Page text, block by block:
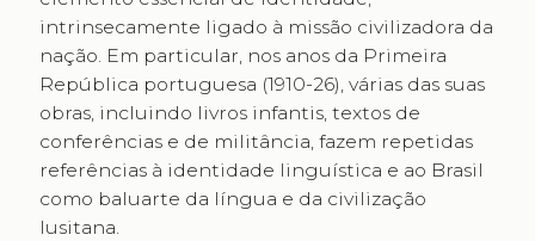
intrinsecamente ligado à missão civilizadora da
nação. Em particular, nos anos da Primeira
República portuguesa (1910-26), várias das suas
obras, incluindo livros infantis, textos de
conferências e de militância, fazem repetidas
referências à identidade linguística e ao Brasil
como baluarte da língua e da civilização
lusitana.